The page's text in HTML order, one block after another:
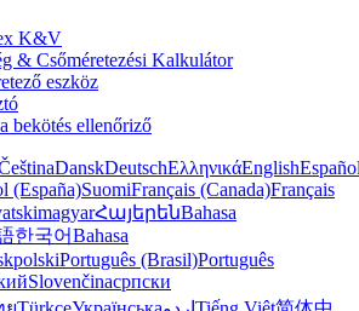
K&V
& Csőméretezési Kalkulátor
eszköz
bekötés ellenőriző
DanskDeutschΕλληνικάEnglish
(España)SuomiFrançais (Canada)Français
magyarՀայերենBahasa
한국어Bahasa
polskiPortuguês (Brasil)Português
Slovenčinaсрпски